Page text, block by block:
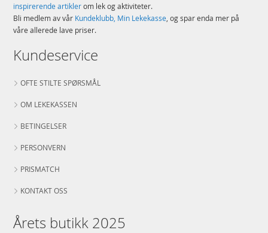
inspirerende artiklerom lek og aktiviteter.
Bli medlem av vår Kundeklubb, Min Lekekasse , og spar enda mer på
våre allerede lave priser.
Kundeservice
OFTE STILTE SPØRSMÅL
OM LEKEKASSEN
BETINGELSER
PERSONVERN
PRISMATCH
KONTAKT OSS
Årets butikk 2025